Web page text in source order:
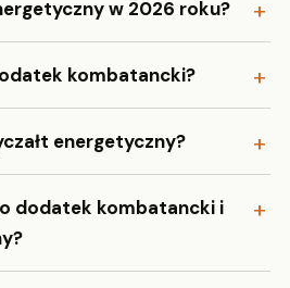
w 2026 roku?
kombatancki?
energetyczny?
dodatek kombatancki i